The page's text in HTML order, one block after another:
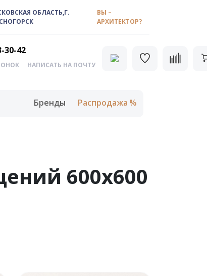
ОБЛАСТЬ,Г.
ВЫ –
АРХИТЕКТОР?
30-42
НАПИСАТЬ НА ПОЧТУ
Бренды Распродажа
600х600